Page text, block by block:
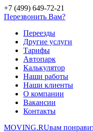
+7 (499) 649-72-21
Перезвонить Вам?
Переезды
Другие услуги
Тарифы
Автопарк
Калькулятор
Наши работы
Наши клиенты
О компании
Вакансии
Контакты
MOVING.RUвам